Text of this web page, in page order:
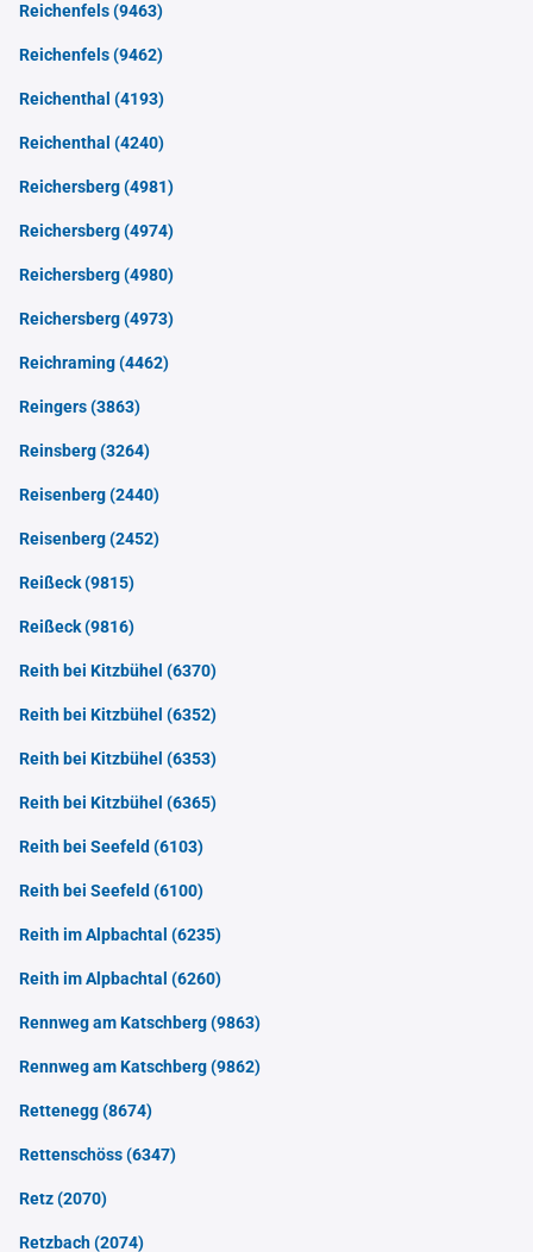
Reichenfels(9463)
Reichenfels(9462)
Reichenthal (4193)
Reichenthal (4240)
Reichersberg(4981)
Reichersberg(4974)
Reichersberg(4980)
Reichersberg(4973)
Reichraming(4462)
Reingers(3863)
Reinsberg(3264)
Reisenberg(2440)
Reisenberg(2452)
Reißeck(9815)
Reißeck(9816)
Reith bei Kitzbühel (6370)
Reith bei Kitzbühel (6352)
Reith bei Kitzbühel (6353)
Reith bei Kitzbühel (6365)
Reith bei Seefeld (6103)
Reith bei Seefeld (6100)
Reith im Alpbachtal (6235)
Reith im Alpbachtal (6260)
Rennweg am Katschberg(9863)
Rennweg am Katschberg(9862)
Rettenegg(8674)
Rettenschöss(6347)
Retz(2070)
Retzbach(2074)